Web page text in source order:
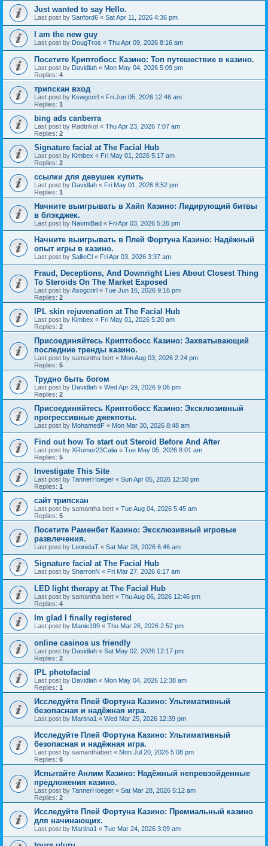
Just wanted to say Hello.
Last post by Sanford6 « Sat Apr 11, 2026 4:36 pm
I am the new guy
Last post by DougTros « Thu Apr 09, 2026 8:16 am
Посетите Криптобосс Казино: Топ путешествие в казино.
Last post by Davidlah « Mon May 04, 2026 5:09 pm
Replies: 4
трипскан вход
Last post by Kswgcrirl « Fri Jun 05, 2026 12:46 am
Replies: 1
bing ads canberra
Last post by Radtrikot « Thu Apr 23, 2026 7:07 am
Replies: 2
Signature facial at The Facial Hub
Last post by Kimbex « Fri May 01, 2026 5:17 am
Replies: 2
ссылки для девушек купить
Last post by Davidlah « Fri May 01, 2026 8:52 pm
Replies: 1
Начните выигрывать в Хайп Казино: Лидирующий битвы
в блэкджек.
Last post by NaomiBad « Fri Apr 03, 2026 5:26 pm
Начните выигрывать в Плей Фортуна Казино: Надёжный
опыт игры в казино.
Last post by SallieCl « Fri Apr 03, 2026 3:37 am
Fraud, Deceptions, And Downright Lies About Closest Thing
To Steroids On The Market Exposed
Last post by Asogcrirl « Tue Jun 16, 2026 9:16 pm
Replies: 2
IPL skin rejuvenation at The Facial Hub
Last post by Kimbex « Fri May 01, 2026 5:20 am
Replies: 2
Присоединяйтесь Криптобосс Казино: Захватывающий
последние тренды казино.
Last post by samantha bert « Mon Aug 03, 2026 2:24 pm
Replies: 5
Трудно быть богом
Last post by Davidlah « Wed Apr 29, 2026 9:06 pm
Replies: 2
Присоединяйтесь Криптобосс Казино: Эксклюзивный
прогрессивные джекпоты.
Last post by MohamedF « Mon Mar 30, 2026 8:48 am
Find out how To start out Steroid Before And After
Last post by XRumer23Calia « Tue May 05, 2026 8:01 am
Replies: 5
Investigate This Site
Last post by TannerHoeger « Sun Apr 05, 2026 12:30 pm
Replies: 1
сайт трипскан
Last post by samantha bert « Tue Aug 04, 2026 5:45 am
Replies: 5
Посетите Раменбет Казино: Эксклюзивный игровые
развлечения.
Last post by LeonidaT « Sat Mar 28, 2026 6:46 am
Signature facial at The Facial Hub
Last post by SharronN « Fri Mar 27, 2026 6:17 am
LED light therapy at The Facial Hub
Last post by samantha bert « Thu Aug 06, 2026 12:46 pm
Replies: 4
Im glad I finally registered
Last post by Manie199 « Thu Mar 26, 2026 2:52 pm
online casinos us friendly
Last post by Davidlah « Sat May 02, 2026 12:17 pm
Replies: 2
IPL photofacial
Last post by Davidlah « Mon May 04, 2026 12:38 am
Replies: 1
Исследуйте Плей Фортуна Казино: Ультимативный
безопасная и надёжная игра.
Last post by Martina1 « Wed Mar 25, 2026 12:39 pm
Исследуйте Плей Фортуна Казино: Ультимативный
безопасная и надёжная игра.
Last post by samanthabert « Mon Jul 20, 2026 5:08 pm
Replies: 6
Испытайте Анлим Казино: Надёжный непревзойденные
предложения казино.
Last post by TannerHoeger « Sat Mar 28, 2026 5:12 am
Replies: 2
Исследуйте Плей Фортуна Казино: Премиальный казино
для начинающих.
Last post by Martina1 « Tue Mar 24, 2026 3:09 am